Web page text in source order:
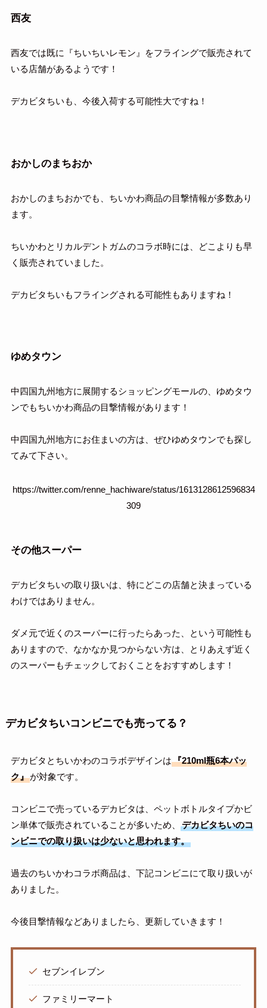
西友
西友では既に『ちいちいレモン』をフライングで販売されて
いる店舗があるようです！
デカビタちいも、今後入荷する可能性大ですね！
おかしのまちおか
おかしのまちおかでも、ちいかわ商品の目撃情報が多数あり
ます。
ちいかわとリカルデントガムのコラボ時には、どこよりも早
く販売されていました。
デカビタちいもフライングされる可能性もありますね！
ゆめタウン
中四国九州地方に展開するショッピングモールの、ゆめタウ
ンでもちいかわ商品の目撃情報があります！
中四国九州地方にお住まいの方は、ぜひゆめタウンでも探し
てみて下さい。
https://twitter.com/renne_hachiware/status/1613128612596834
309
その他スーパー
デカビタちいの取り扱いは、特にどこの店舗と決まっている
わけではありません。
ダメ元で近くのスーパーに行ったらあった、という可能性も
ありますので、なかなか見つからない方は、とりあえず近く
のスーパーもチェックしておくことをおすすめします！
デカビタちいコンビニでも売ってる？
デカビタとちいかわのコラボデザインは『210ml瓶6本パッ
ク』が対象です。
コンビニで売っているデカビタは、ペットボトルタイプかビ
ン単体で販売されていることが多いため、
デカビタちいのコ
ンビニでの取り扱いは少ないと思われます。
過去のちいかわコラボ商品は、下記コンビニにて取り扱いが
ありました。
今後目撃情報などありましたら、更新していきます！
セブンイレブン
ファミリーマート